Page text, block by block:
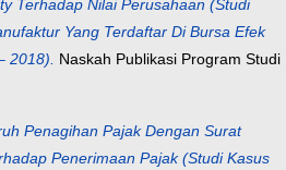
Terhadap Nilai Perusahaan (Studi
Yang Terdaftar Di Bursa Efek
2018). Naskah Publikasi Program Studi
Penagihan Pajak Dengan Surat
Penerimaan Pajak (Studi Kasus